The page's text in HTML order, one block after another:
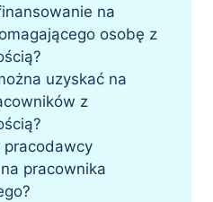
na
osobę z
uzyskać na
z
pracodawcy
pracownika